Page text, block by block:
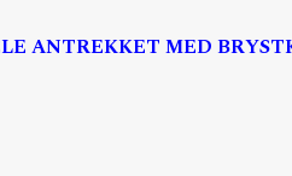
ANTREKKET MED